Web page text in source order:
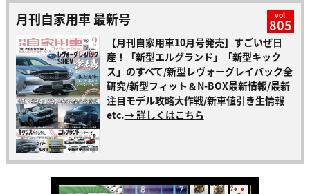
月刊自家用車 最新号 vol.
805
【月刊自家用車10月号発売】すごいぜ日
産！「新型エルグランド」「新型キック
ス」のすべて/新型レヴォーグレイバック全
研究/新型フィット＆N-BOX最新情報/最新
注目モデル攻略大作戦/新車値引き生情報
etc.→ 詳しくはこちら